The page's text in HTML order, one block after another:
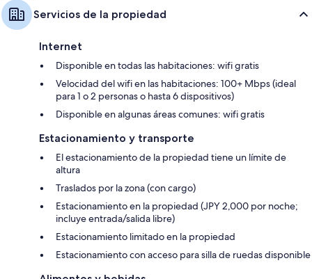
Servicios de la propiedad
Internet
Disponible en todas las habitaciones: wifi gratis
Velocidad del wifi en las habitaciones: 100+ Mbps (ideal
para 1 o 2 personas o hasta 6 dispositivos)
Disponible en algunas áreas comunes: wifi gratis
Estacionamiento y transporte
El estacionamiento de la propiedad tiene un límite de
altura
Traslados por la zona (con cargo)
Estacionamiento en la propiedad (JPY 2,000 por noche;
incluye entrada/salida libre)
Estacionamiento limitado en la propiedad
Estacionamiento con acceso para silla de ruedas disponible